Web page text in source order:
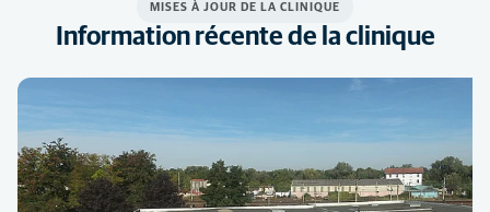
MISES À JOUR DE LA CLINIQUE
Information récente de la clinique